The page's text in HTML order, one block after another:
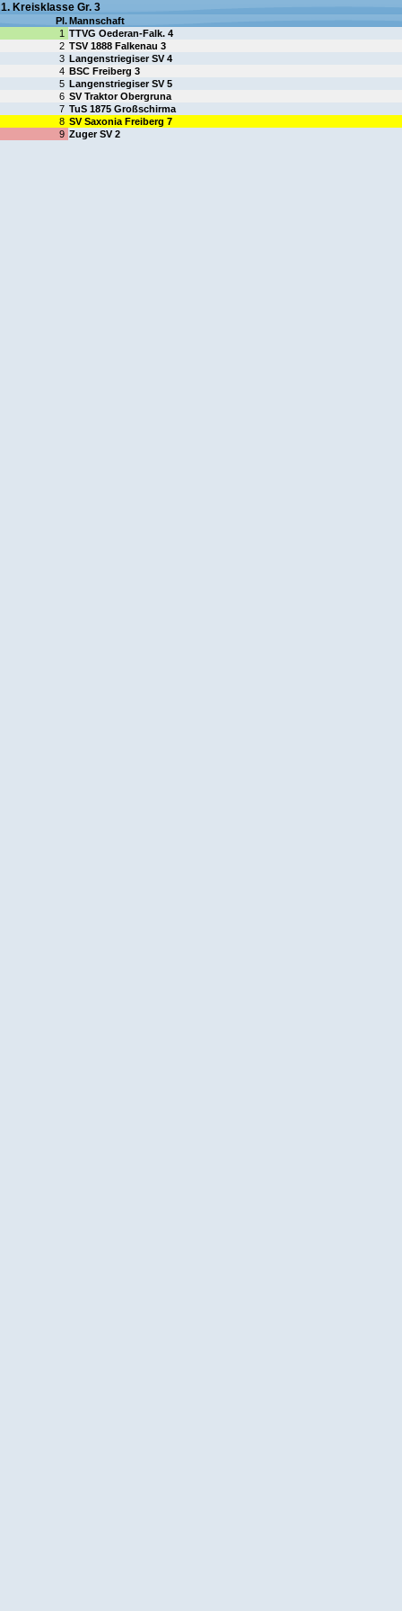
1. Kreisklasse Gr. 3
Pl.Mannschaft
1 TTVG Oederan-Falk. 4
2 TSV 1888 Falkenau 3
3 Langenstriegiser SV 4
4 BSC Freiberg 3
5 Langenstriegiser SV 5
6 SV Traktor Obergruna
7 TuS 1875 Großschirma
8 SV Saxonia Freiberg 7
9 Zuger SV 2